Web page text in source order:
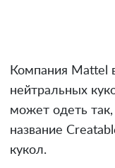
Компания Mattel
нейтральных
может одеть так,
название
кукол.